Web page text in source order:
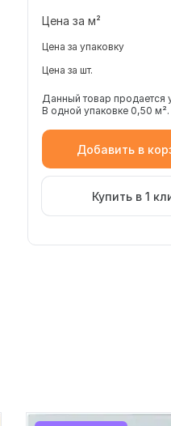
Цена за м²
Цена за упаковку
Цена за шт.
Данный товар продается
В одной упаковке 0,50 м².
Добавить в
Купить в 1